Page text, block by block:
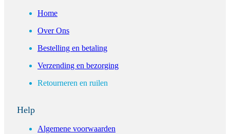
Home
Over Ons
Bestelling en betaling
Verzending en bezorging
Retourneren en ruilen
Help
Algemene voorwaarden